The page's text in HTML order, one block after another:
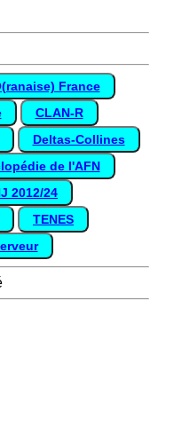
France
CLAN-R
Deltas-Collines
de l'AFN
2012/24
TENES